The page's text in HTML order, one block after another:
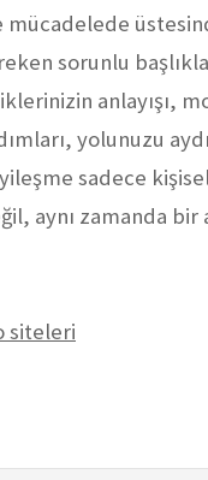
mücadelede
sorunlu
anlayışı,
yolunuzu
sadece
aynı zamanda bir
siteleri